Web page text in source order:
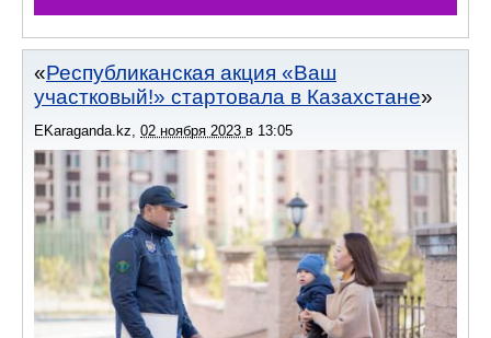
Республиканская акция «Ваш
участковый!» стартовала в Казахстане
EKaraganda.kz, 02 ноября 2023 в 13:05